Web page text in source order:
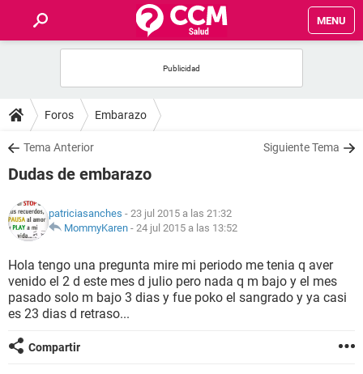
MENU
FOROS
SALUD
NUTRICIÓN
BIENESTAR
SEXUALIDAD
GLOSARIO
Foros Embarazo
Tema Anterior Siguiente Tema
Dudas de embarazo
patriciasanches - 23 jul 2015 a las 21:32
MommyKaren - 24 jul 2015 a las 13:52
Hola tengo una pregunta mire mi periodo me tenia q aver
venido el 2 d este mes d julio pero nada q m bajo y el mes
pasado solo m bajo 3 dias y fue poko el sangrado y ya casi
es 23 dias d retraso...
Compartir